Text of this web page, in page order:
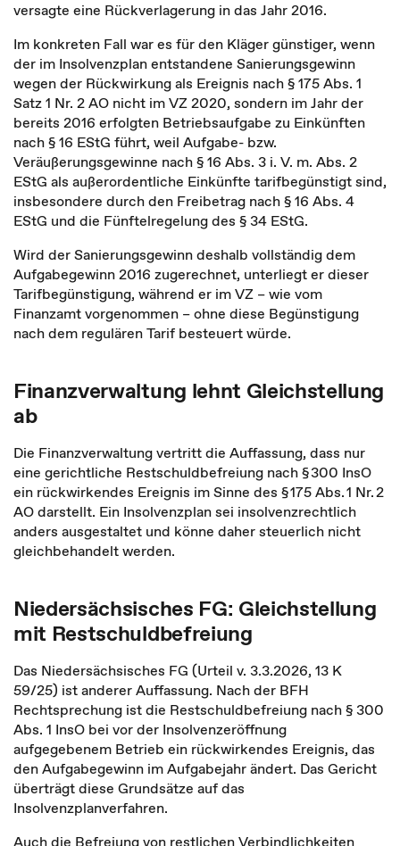
versagte eine Rückverlagerung in das Jahr 2016.
Im konkreten Fall war es für den Kläger günstiger, wenn
der im Insolvenzplan entstandene Sanierungsgewinn
wegen der Rückwirkung als Ereignis nach § 175 Abs. 1
Satz 1 Nr. 2 AO nicht im VZ 2020, sondern im Jahr der
bereits 2016 erfolgten Betriebsaufgabe zu Einkünften
nach § 16 EStG führt, weil Aufgabe- bzw.
Veräußerungsgewinne nach § 16 Abs. 3 i. V. m. Abs. 2
EStG als außerordentliche Einkünfte tarifbegünstigt sind,
insbesondere durch den Freibetrag nach § 16 Abs. 4
EStG und die Fünftelregelung des § 34 EStG.
Wird der Sanierungsgewinn deshalb vollständig dem
Aufgabegewinn 2016 zugerechnet, unterliegt er dieser
Tarifbegünstigung, während er im VZ – wie vom
Finanzamt vorgenommen – ohne diese Begünstigung
nach dem regulären Tarif besteuert würde.
Finanzverwaltung lehnt Gleichstellung
ab
Die Finanzverwaltung vertritt die Auffassung, dass nur
eine gerichtliche Restschuldbefreiung nach § 300 InsO
ein rückwirkendes Ereignis im Sinne des § 175 Abs. 1 Nr. 2
AO darstellt. Ein Insolvenzplan sei insolvenzrechtlich
anders ausgestaltet und könne daher steuerlich nicht
gleichbehandelt werden.
Niedersächsisches FG: Gleichstellung
mit Restschuldbefreiung
Das Niedersächsisches FG (Urteil v. 3.3.2026, 13 K
59/25) ist anderer Auffassung. Nach der BFH
Rechtsprechung ist die Restschuldbefreiung nach § 300
Abs. 1 InsO bei vor der Insolvenzeröffnung
aufgegebenem Betrieb ein rückwirkendes Ereignis, das
den Aufgabegewinn im Aufgabejahr ändert. Das Gericht
überträgt diese Grundsätze auf das
Insolvenzplanverfahren.
Auch die Befreiung von restlichen Verbindlichkeiten